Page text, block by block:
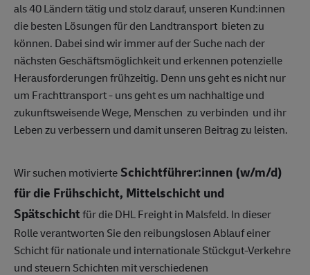
als 40 Ländern tätig und stolz darauf, unseren Kund:innen
die besten Lösungen für den Landtransport bieten zu
können. Dabei sind wir immer auf der Suche nach der
nächsten Geschäftsmöglichkeit und erkennen potenzielle
Herausforderungen frühzeitig. Denn uns geht es nicht nur
um Frachttransport - uns geht es um nachhaltige und
zukunftsweisende Wege, Menschen zu verbinden und ihr
Leben zu verbessern und damit unseren Beitrag zu leisten.
Wir suchen motivierteSchichtführer:innen (w/m/d)
für die Frühschicht, Mittelschicht und
Spätschichtfür die DHL Freight in Malsfeld. In dieser
Rolle verantworten Sie den reibungslosen Ablauf einer
Schicht für nationale und internationale Stückgut-Verkehre
und steuern Schichten mit verschiedenen